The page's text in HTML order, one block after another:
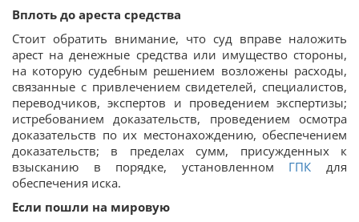
Вплоть до ареста средства
Стоит обратить внимание, что суд вправе наложить
арест на денежные средства или имущество стороны,
на которую судебным решением возложены расходы,
связанные с привлечением свидетелей, специалистов,
переводчиков, экспертов и проведением экспертизы;
истребованием доказательств, проведением осмотра
доказательств по их местонахождению, обеспечением
доказательств; в пределах сумм, присужденных к
взысканию в порядке, установленном ГПК для
обеспечения иска.
Если пошли на мировую